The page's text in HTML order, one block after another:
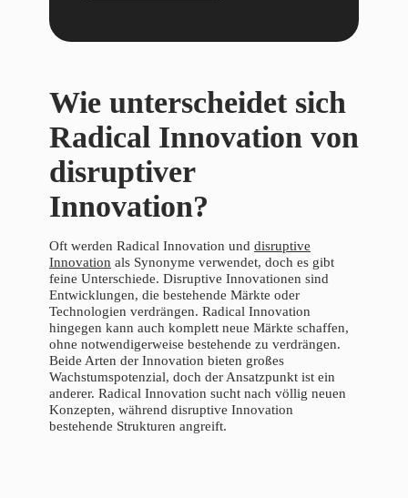
Wie unterscheidet sich
Radical Innovation von
disruptiver
Innovation?
Oft werden Radical Innovation und disruptive
Innovation als Synonyme verwendet, doch es gibt
feine Unterschiede. Disruptive Innovationen sind
Entwicklungen, die bestehende Märkte oder
Technologien verdrängen. Radical Innovation
hingegen kann auch komplett neue Märkte schaffen,
ohne notwendigerweise bestehende zu verdrängen.
Beide Arten der Innovation bieten großes
Wachstumspotenzial, doch der Ansatzpunkt ist ein
anderer. Radical Innovation sucht nach völlig neuen
Konzepten, während disruptive Innovation
bestehende Strukturen angreift.